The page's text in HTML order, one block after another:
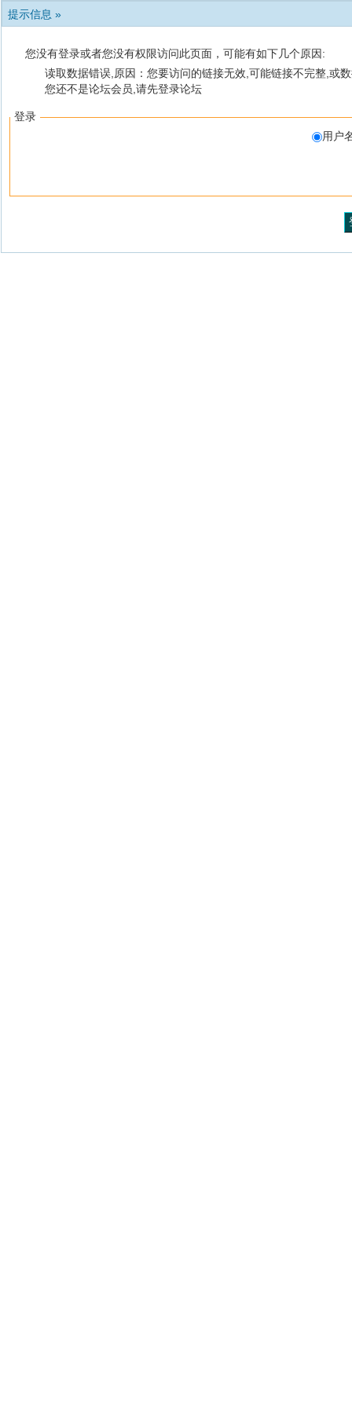
提示信息 »
您没有登录或者您没有权限访问此页面，可能有如下几个原因:
读取数据错误,原因：您要访问的链接无效,可能链接不完整,或
您还不是论坛会员,请先登录论坛
登录
用户